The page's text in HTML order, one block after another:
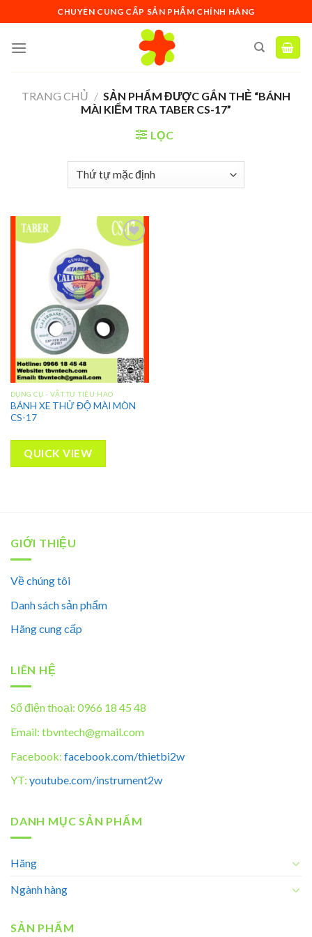
to
content
CHUYÊN CUNG CẤP SẢN PHẨM CHÍNH HÃNG
TRANG CHỦ / SẢN PHẨM ĐƯỢC GẮN THẺ “BÁNH
MÀI KIỂM TRA TABER CS-17”
LỌC
DỤNG CỤ - VẬT TƯ TIÊU HAO
BÁNH XE THỬ ĐỘ MÀI MÒN
CS-17
QUICK VIEW
GIỚI THIỆU
Về chúng tôi
Danh sách sản phẩm
Hãng cung cấp
LIÊN HỆ
Số điện thoại: 0966 18 45 48
Email: tbvntech@gmail.com
Facebook: facebook.com/thietbi2w
YT: youtube.com/instrument2w
DANH MỤC SẢN PHẨM
Hãng
Ngành hàng
SẢN PHẨM